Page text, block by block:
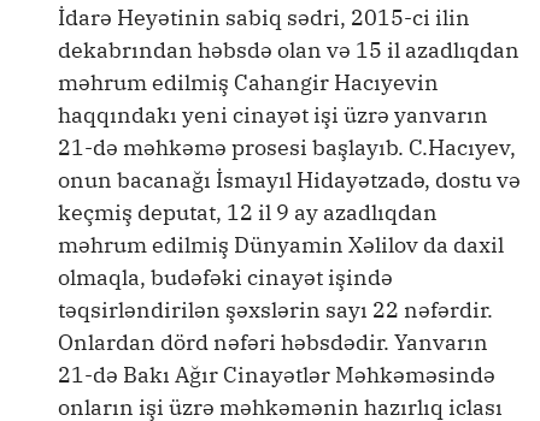
İdarə Heyətinin sabiq sədri, 2015-ci ilin
dekabrından həbsdə olan və 15 il azadlıqdan
məhrum edilmiş Cahangir Hacıyevin
haqqındakı yeni cinayət işi üzrə yanvarın
21-də məhkəmə prosesi başlayıb. C.Hacıyev,
onun bacanağı İsmayıl Hidayətzadə, dostu və
keçmiş deputat, 12 il 9 ay azadlıqdan
məhrum edilmiş Dünyamin Xəlilov da daxil
olmaqla, budəfəki cinayət işində
təqsirləndirilən şəxslərin sayı 22 nəfərdir.
Onlardan dörd nəfəri həbsdədir. Yanvarın
21-də Bakı Ağır Cinayətlər Məhkəməsində
onların işi üzrə məhkəmənin hazırlıq iclası